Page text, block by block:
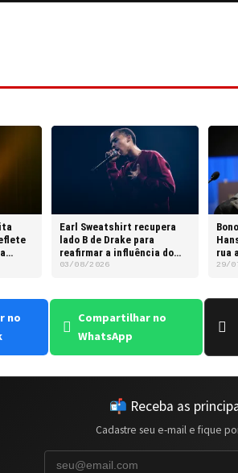
Earl Sweatshirt recupera
lado B de Drake para
reafirmar a influência do
rapper canadense
03/08/2026
rua
aos
29/
no
Compartilhar no
WhatsApp
📬 Receba as
Cadastre seu e-mail e fique